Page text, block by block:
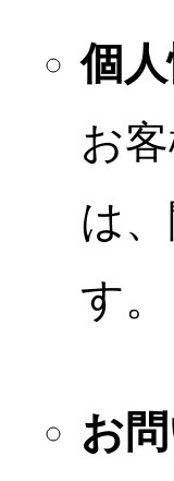
個
お
は
す。
お